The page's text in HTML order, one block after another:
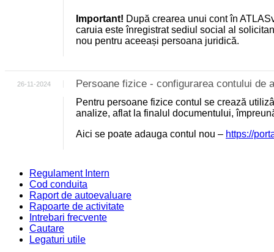
Important! După crearea unui cont în
caruia este înregistrat sediul social al
nou pentru aceeași persoana juridică.
26-11-2024 Persoane fizice - configurarea contului de
Pentru persoane fizice contul se crează
analize, aflat la finalul documentului,
Aici se poate adauga contul nou – https://
Regulament Intern
Cod conduita
Raport de autoevaluare
Rapoarte de activitate
Intrebari frecvente
Cautare
Legaturi utile